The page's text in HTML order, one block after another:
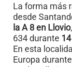
La forma más
desde
la A 8 en Llovio
634 durante
En esta
Europa